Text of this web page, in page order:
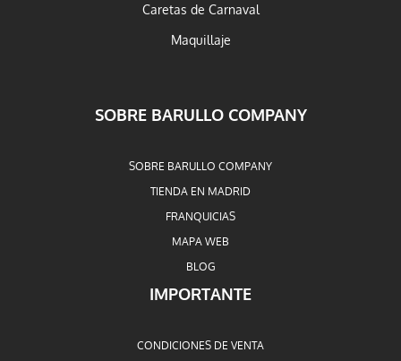
Caretas de Carnaval
Maquillaje
SOBRE BARULLO COMPANY
SOBRE BARULLO COMPANY
TIENDA EN MADRID
FRANQUICIAS
MAPA WEB
BLOG
IMPORTANTE
CONDICIONES DE VENTA